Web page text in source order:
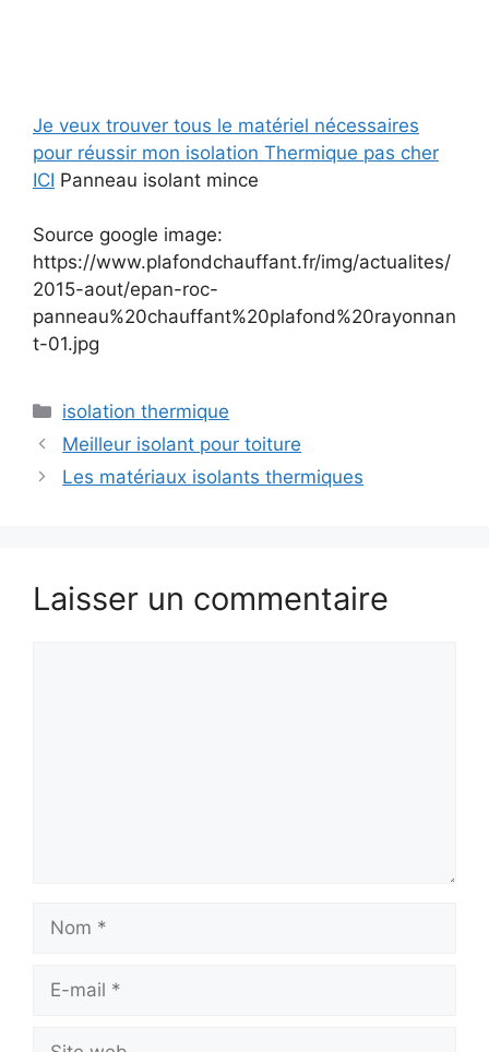
Je veux trouver tous le matériel nécessaires
pour réussir mon isolation Thermique pas cher
ICI Panneau isolant mince
Source google image:
https://www.plafondchauffant.fr/img/actualites/
2015-aout/epan-roc-
panneau%20chauffant%20plafond%20rayonnan
t-01.jpg
Catégories
isolation thermique
Meilleur isolant pour toiture
Les matériaux isolants thermiques
Laisser un commentaire
Nom
Site